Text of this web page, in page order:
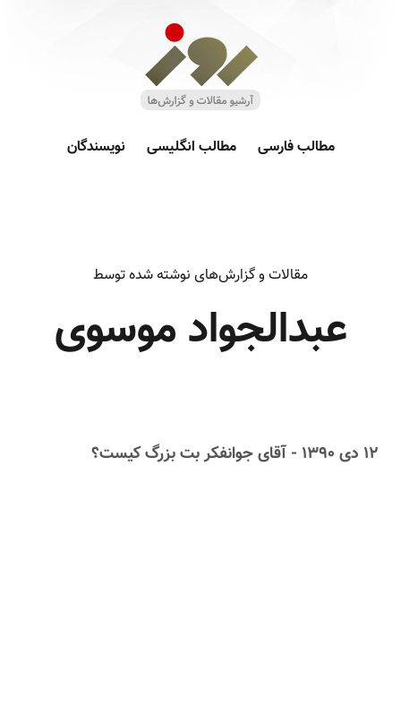
مطالب فارسی مطالب انگلیسی نویسندگان
مقالات و گزارش‌های نوشته شده توسط
عبدالجواد موسوی
۱۲ دى ۱۳۹۰ - آقای جوانفکر بت بزرگ کیست؟